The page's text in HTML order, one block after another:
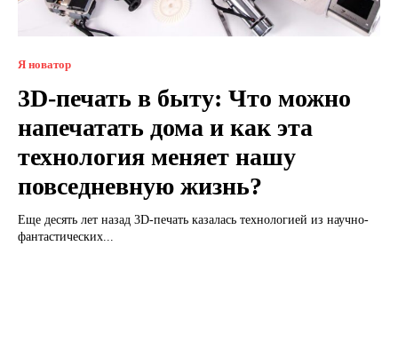
Я новатор
3D-печать в быту: Что можно
напечатать дома и как эта
технология меняет нашу
повседневную жизнь?
Еще десять лет назад 3D-печать казалась технологией из научно-
фантастических...